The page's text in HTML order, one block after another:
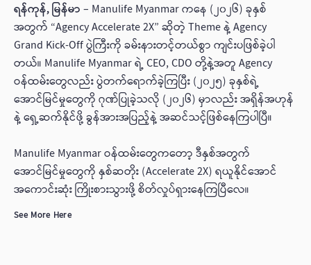
ရန်ကုန်, မြန်မာ – Manulife Myanmar ကနေ (၂၀၂၆) ခုနှစ်
အတွက် “Agency Accelerate 2X” ဆိုတဲ့ Theme နဲ့ Agency
Grand Kick-Off ပွဲကြီးကို ခမ်းနားတင့်တယ်စွာ ကျင်းပဖြစ်ခဲ့ပါ
တယ်။ Manulife Myanmar ရဲ့ CEO, CDO တို့နဲ့အတူ Agency
ဝန်ထမ်းတွေလည်း ပွဲတက်ရောက်ခဲ့ကြပြီး (၂၀၂၅) ခုနှစ်ရဲ့
အောင်မြင်မှုတွေကို ဂုဏ်ပြုခဲ့သလို (၂၀၂၆) မှာလည်း အရှိန်အဟုန်
နဲ့ ရှေ့ဆက်နိုင်ဖို့ ခွန်အားအပြည့်နဲ့ အဆင်သင့်ဖြစ်နေကြပါပြီ။
Manulife Myanmar ဝန်ထမ်းတွေကတော့ ဒီနှစ်အတွက်
အောင်မြင်မှုတွေကို နှစ်ဆတိုး (Accelerate 2X) ရယူနိုင်အောင်
အကောင်းဆုံး ကြိုးစားသွားဖို့ စိတ်လှုပ်ရှားနေကြပြီလေ။
See More Here